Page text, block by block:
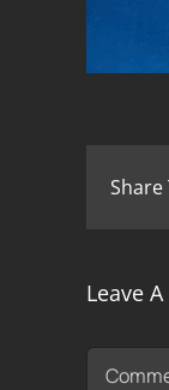
Share
Leave
Comment